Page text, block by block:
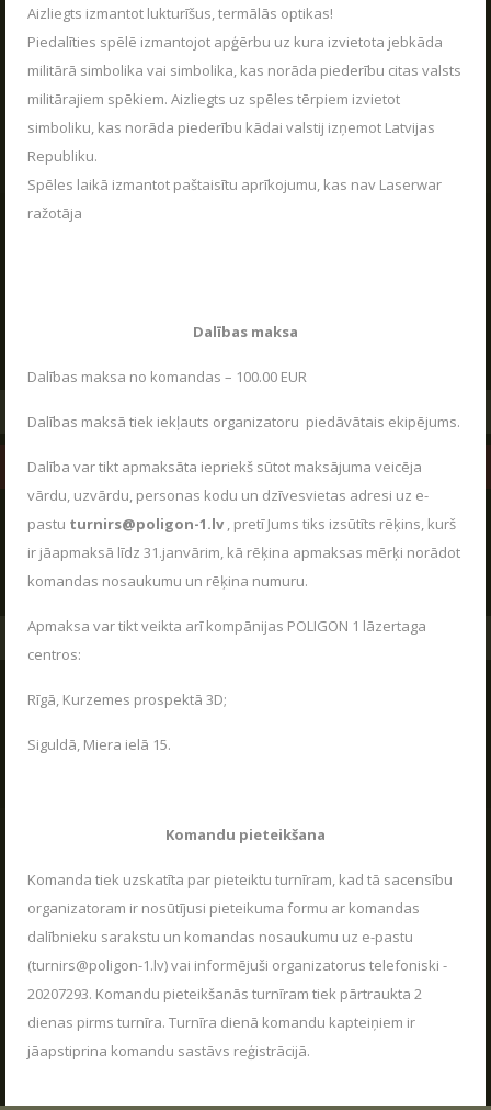
Aizliegts izmantot lukturīšus, termālās optikas!
Piedalīties spēlē izmantojot apģērbu uz kura izvietota jebkāda
militārā simbolika vai simbolika, kas norāda piederību citas valsts
militārajiem spēkiem. Aizliegts uz spēles tērpiem izvietot
simboliku, kas norāda piederību kādai valstij izņemot Latvijas
Republiku.
Spēles laikā izmantot paštaisītu aprīkojumu, kas nav Laserwar
ražotāja
Dalības maksa
Dalības maksa no komandas – 100.00 EUR
Dalības maksā tiek iekļauts organizatoru piedāvātais ekipējums.
Dalība var tikt apmaksāta iepriekš sūtot maksājuma veicēja
vārdu, uzvārdu, personas kodu un dzīvesvietas adresi uz e-
pastu turnirs@poligon-1.lv , pretī Jums tiks izsūtīts rēķins, kurš
ir jāapmaksā līdz 31.janvārim, kā rēķina apmaksas mērķi norādot
komandas nosaukumu un rēķina numuru.
Apmaksa var tikt veikta arī kompānijas POLIGON 1 lāzertaga
centros:
Rīgā, Kurzemes prospektā 3D;
Siguldā, Miera ielā 15.
Komandu pieteikšana
Komanda tiek uzskatīta par pieteiktu turnīram, kad tā sacensību
organizatoram ir nosūtījusi pieteikuma formu ar komandas
dalībnieku sarakstu un komandas nosaukumu uz e-pastu
(turnirs@poligon-1.lv) vai informējuši organizatorus telefoniski -
20207293. Komandu pieteikšanās turnīram tiek pārtraukta 2
dienas pirms turnīra. Turnīra dienā komandu kapteiņiem ir
jāapstiprina komandu sastāvs reģistrācijā.
Miera iela 15,Sigulda,LV-2150
+371 2020 7293
KARTE
SADARBĪBAS JAUTĀJUMOS:
+371 25279962
UZRAKSTĪT MUMS